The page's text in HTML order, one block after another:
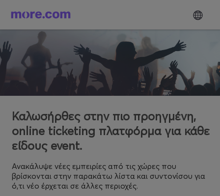
Καλωσήρθες στην πιο προηγμένη,
online ticketing πλατφόρμα για κάθε
είδους event.
Ανακάλυψε νέες εμπειρίες από τις χώρες που
βρίσκονται στην παρακάτω λίστα και συντονίσου για
ό,τι νέο έρχεται σε άλλες περιοχές.